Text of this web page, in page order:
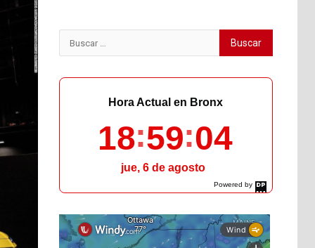
Buscar:
Powered by
DaysPedia.com
Hora Actual en Bronx
18 59 05
jue, 6 de agosto